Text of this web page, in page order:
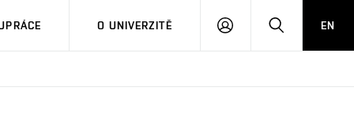
O UNIVERZITĚ
PŘIHLÁSIT HLEDATEN